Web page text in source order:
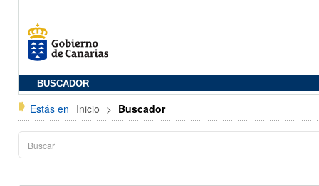
BUSCADOR
Estás en Inicio > Buscador